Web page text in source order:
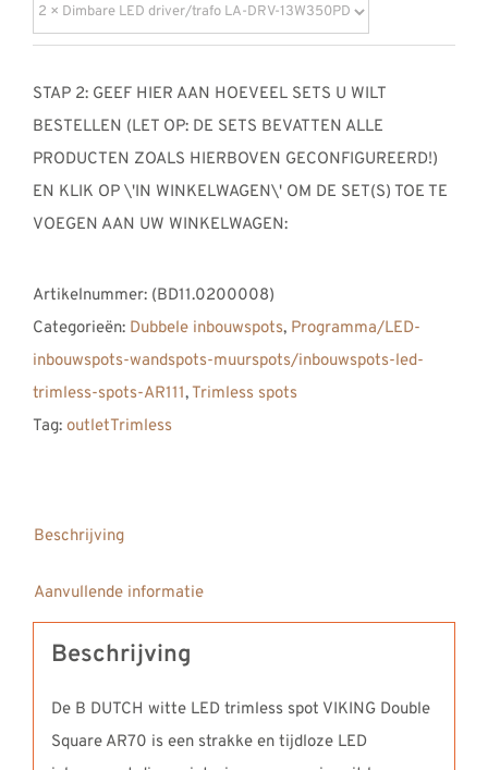
STAP 2: GEEF HIER AAN HOEVEEL SETS U WILT
BESTELLEN (LET OP: DE SETS BEVATTEN ALLE
PRODUCTEN ZOALS HIERBOVEN GECONFIGUREERD!)
EN KLIK OP \'IN WINKELWAGEN\' OM DE SET(S) TOE TE
VOEGEN AAN UW WINKELWAGEN:
Artikelnummer: (BD11.0200008)
Categorieën: Dubbele inbouwspots, Programma/LED-
inbouwspots-wandspots-muurspots/inbouwspots-led-
trimless-spots-AR111,Trimless spots
Tag: outletTrimless
Beschrijving
Aanvullende informatie
Beschrijving
De B DUTCH witte LED trimless spot VIKING Double
Square AR70 is een strakke en tijdloze LED